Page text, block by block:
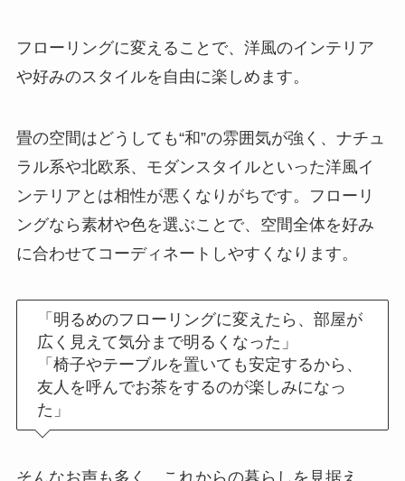
フローリングに変えることで、洋風のインテリア
や好みのスタイルを自由に楽しめます。
畳の空間はどうしても“和”の雰囲気が強く、ナチュ
ラル系や北欧系、モダンスタイルといった洋風イ
ンテリアとは相性が悪くなりがちです。フローリ
ングなら素材や色を選ぶことで、空間全体を好み
に合わせてコーディネートしやすくなります。
「明るめのフローリングに変えたら、部屋が
広く見えて気分まで明るくなった」
「椅子やテーブルを置いても安定するから、
友人を呼んでお茶をするのが楽しみになっ
た」